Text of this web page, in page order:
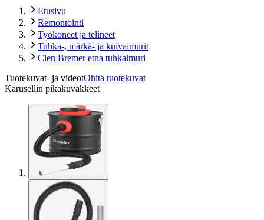
Etusivu
Remontointi
Työkoneet ja telineet
Tuhka-, märkä- ja kuivaimurit
Clen Bremer etna tuhkaimuri
Tuotekuvat- ja videotOhita tuotekuvat
Karusellin pikakuvakkeet